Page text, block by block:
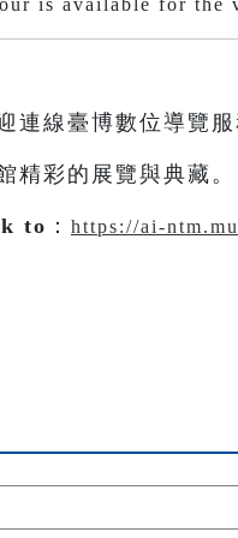
is available for the
連線臺博數位導覽服
精彩的展覽與典藏。
to ： https://ai-